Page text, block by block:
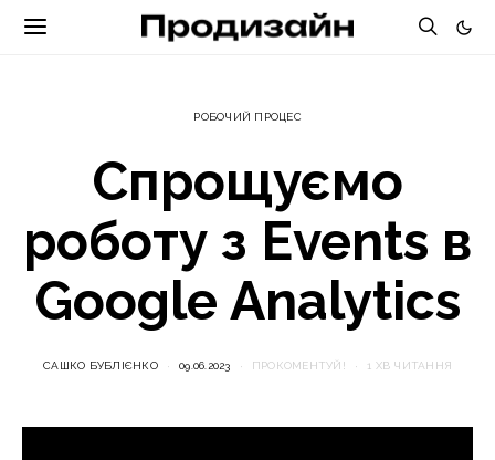
РОБОЧИЙ ПРОЦЕС
Спрощуємо
роботу з Events в
Google Analytics
САШКО БУБЛІЄНКО 09.06.2023 ПРОКОМЕНТУЙ! 1 ХВ ЧИТАННЯ